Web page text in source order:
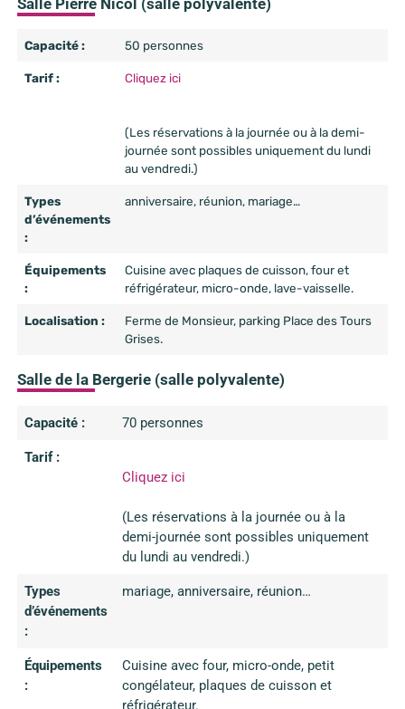
Salle Pierre Nicol (salle polyvalente)
Capacité : 50 personnes
Tarif : Cliquez ici
(Les réservations à la journée ou à la demi-
journée sont possibles uniquement du lundi
au vendredi.)
Types
d’événements
:
anniversaire, réunion, mariage…
Équipements
:
Cuisine avec plaques de cuisson, four et
réfrigérateur, micro-onde, lave-vaisselle.
Localisation :
Ferme de Monsieur, parking Place des Tours
Grises.
Salle de la Bergerie (salle polyvalente)
Capacité : 70 personnes
Tarif :
Cliquez ici
(Les réservations à la journée ou à la
demi-journée sont possibles uniquement
du lundi au vendredi.)
Types
d’événements
:
mariage, anniversaire, réunion…
Équipements
:
Cuisine avec four, micro-onde, petit
congélateur, plaques de cuisson et
réfrigérateur.